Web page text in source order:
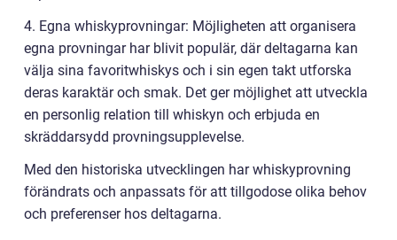
4. Egna whiskyprovningar: Möjligheten att organisera
egna provningar har blivit populär, där deltagarna kan
välja sina favoritwhiskys och i sin egen takt utforska
deras karaktär och smak. Det ger möjlighet att utveckla
en personlig relation till whiskyn och erbjuda en
skräddarsydd provningsupplevelse.
Med den historiska utvecklingen har whiskyprovning
förändrats och anpassats för att tillgodose olika behov
och preferenser hos deltagarna.